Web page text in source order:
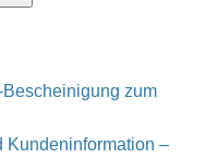
zum
Kundeninformation –